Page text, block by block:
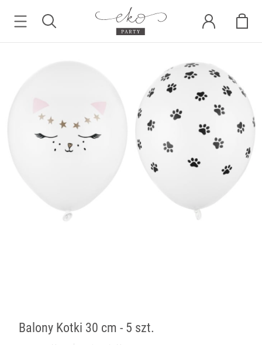
Balony Kotki 30 cm - 5 szt.